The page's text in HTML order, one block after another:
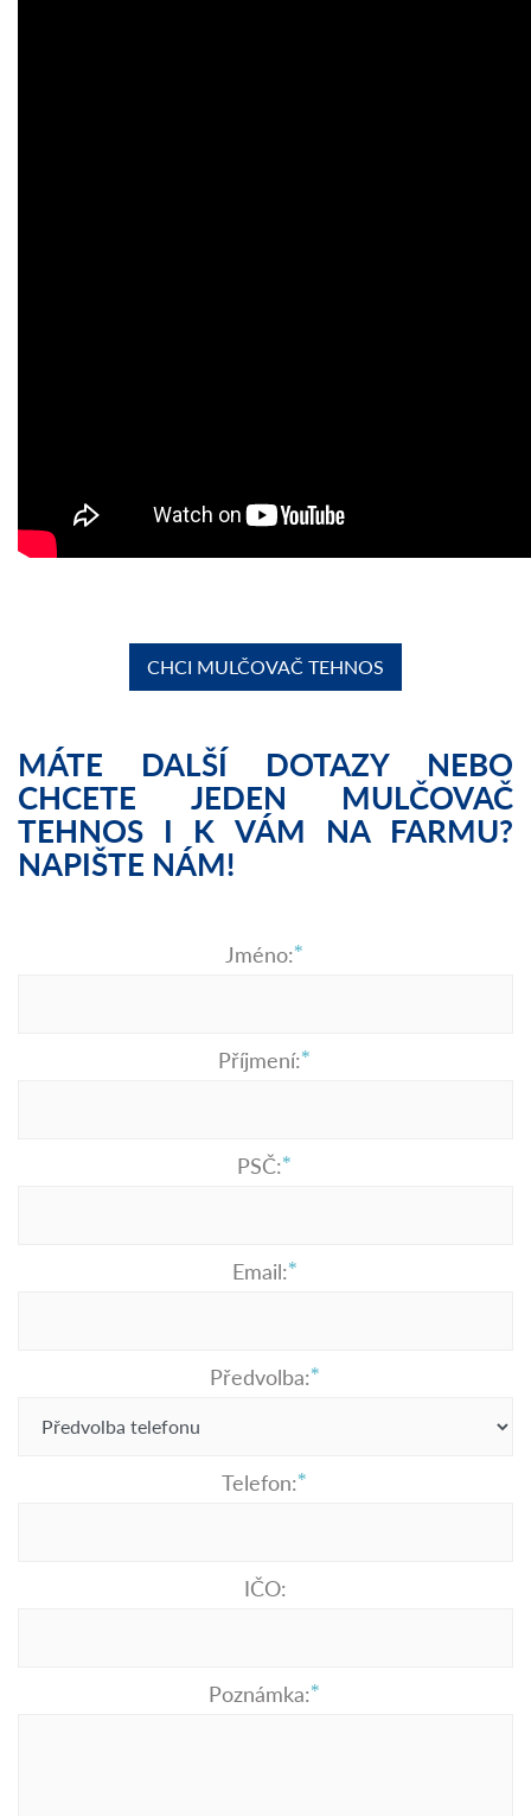
CHCI MULČOVAČ TEHNOS
MÁTE DALŠÍ DOTAZY NEBO
CHCETE JEDEN MULČOVAČ
TEHNOS I K VÁM NA FARMU?
NAPIŠTE NÁM!
Jméno:
Příjmení:
PSČ:
Email:
Předvolba:
Telefon:
IČO:
Poznámka: